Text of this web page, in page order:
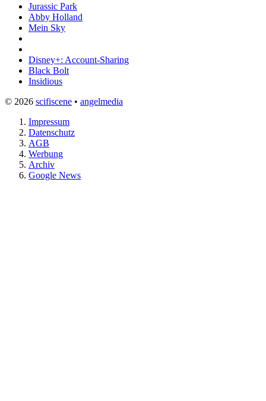
Jurassic Park
Abby Holland
Mein Sky
Disney+: Account-Sharing
Black Bolt
Insidious
© 2026 scifiscene • angelmedia
Impressum
Datenschutz
AGB
Werbung
Archiv
Google News